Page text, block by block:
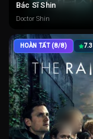
Bác Sĩ Shin
Doctor Shin
HOÀN TẤT (8/8) 7.3